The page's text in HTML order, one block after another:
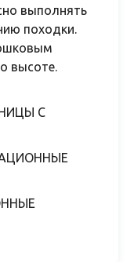
выполнять
походки.
высоте.
С